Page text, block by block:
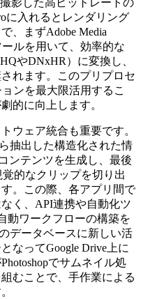
影した高ビットレートの
に入れるとレンダリング
、まずAdobe Media
ールを用いて、効率的な
やDNxHR）に変換し、
れます。このプリプロセ
ンを最大限活用するこ
的に向上します。
ウェア統合も重要です。
抽出した構造化された情
ンテンツを生成し、最後
覚的なクリップを切り出
。この際、各アプリ間で
く、API連携や自動化ツ
動ワークフローの構築を
データベースに新しい活
なってGoogle Drive上に
でサムネイル処
むことで、手作業による